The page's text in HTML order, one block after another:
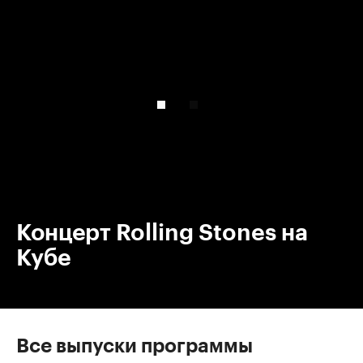
Концерт Rolling Stones на
Кубе
Все выпуски программы